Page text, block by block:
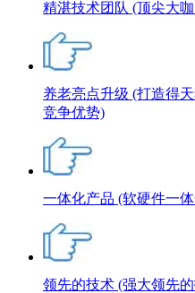
精湛技术团队 (顶尖大
养老亮点升级 (打造得
竞争优势)
一体化产品 (软硬件一
领先的技术 (强大领先